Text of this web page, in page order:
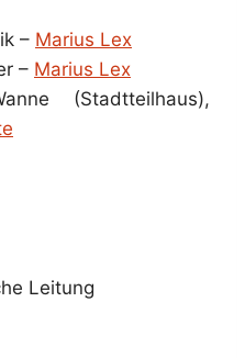
– Marius Lex
– Marius Lex
(Stadtteilhaus),
Leitung